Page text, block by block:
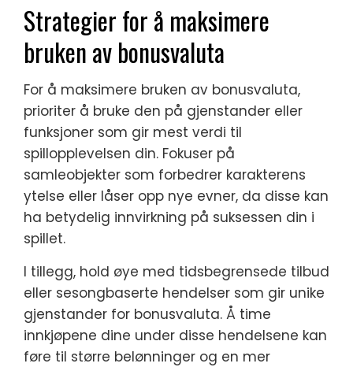
Strategier for å maksimere
bruken av bonusvaluta
For å maksimere bruken av bonusvaluta,
prioriter å bruke den på gjenstander eller
funksjoner som gir mest verdi til
spillopplevelsen din. Fokuser på
samleobjekter som forbedrer karakterens
ytelse eller låser opp nye evner, da disse kan
ha betydelig innvirkning på suksessen din i
spillet.
I tillegg, hold øye med tidsbegrensede tilbud
eller sesongbaserte hendelser som gir unike
gjenstander for bonusvaluta. Å time
innkjøpene dine under disse hendelsene kan
føre til større belønninger og en mer